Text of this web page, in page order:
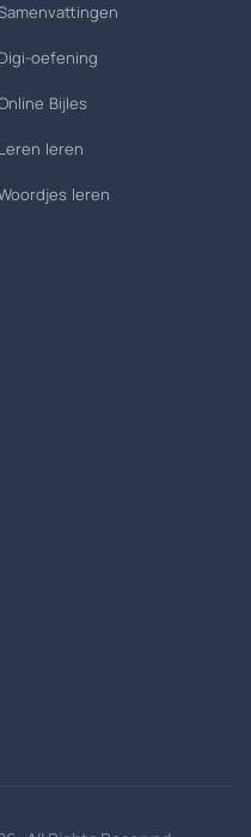
Digi-oefening
Bijles
Leren leren
leren